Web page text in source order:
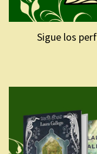
Sigue los